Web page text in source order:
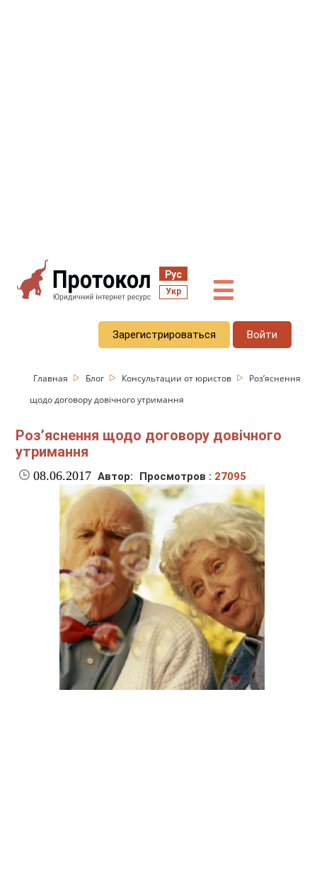
Рус
Укр ☰
Зарегистрироваться Войти
Главная Блог Консультации от юристов
Роз’яснення
щодо договору довічного утримання
Роз’яснення щодо договору довічного
утримання
08.06.2017 Автор: Просмотров : 27095